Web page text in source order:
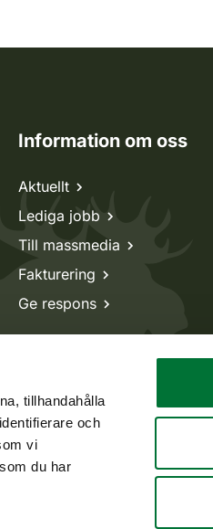
tillhandahålla
och
vi
du har
Information om oss
Aktuellt
Lediga jobb
Till massmedia
Fakturering
Ge respons